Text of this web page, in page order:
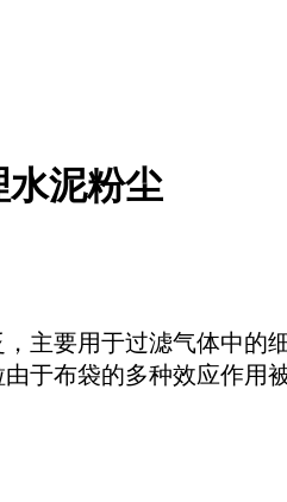
泥粉尘
主要用于过滤气体中的
于布袋的多种效应作用